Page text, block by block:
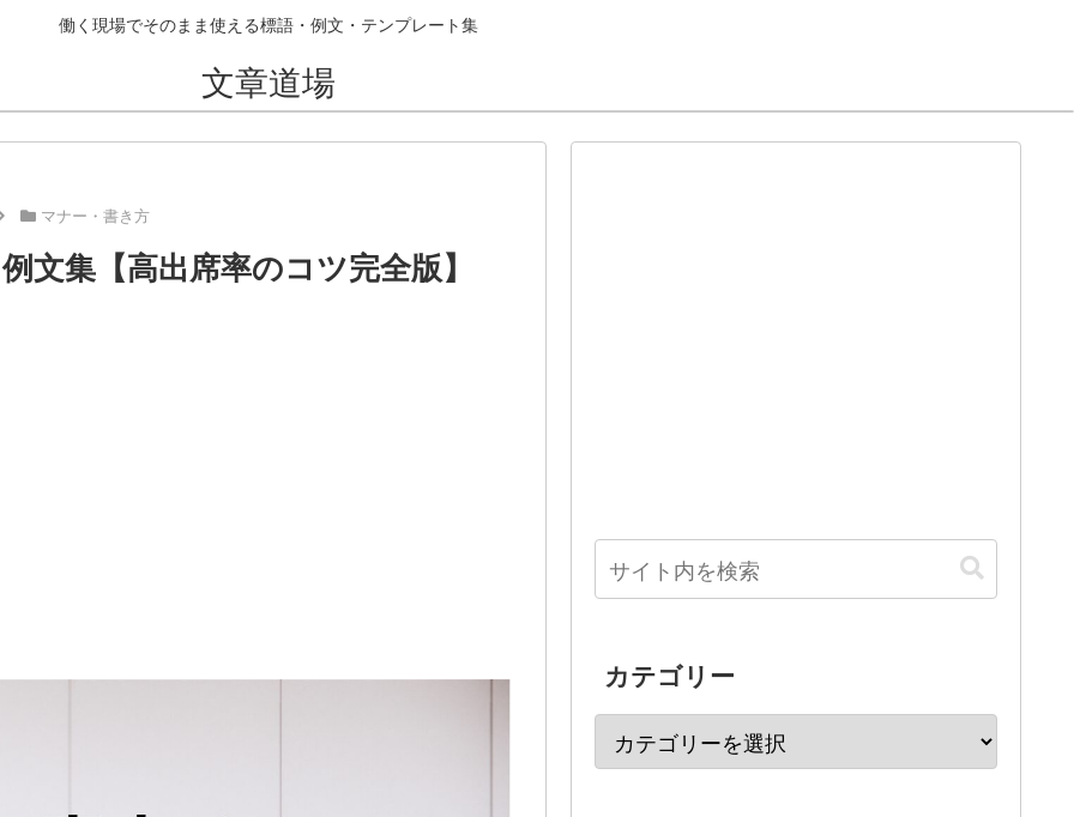
働く現場でそのまま使える標語・例文・テンプレート集
文章道場
マナー・書き方
文集【高出席率のコツ完全版】
カテゴリー